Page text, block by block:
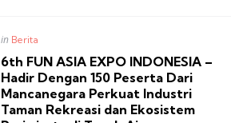
Posted
in
in Berita
6th FUN ASIA EXPO INDONESIA –
Hadir Dengan 150 Peserta Dari
Mancanegara Perkuat Industri
Taman Rekreasi dan Ekosistem